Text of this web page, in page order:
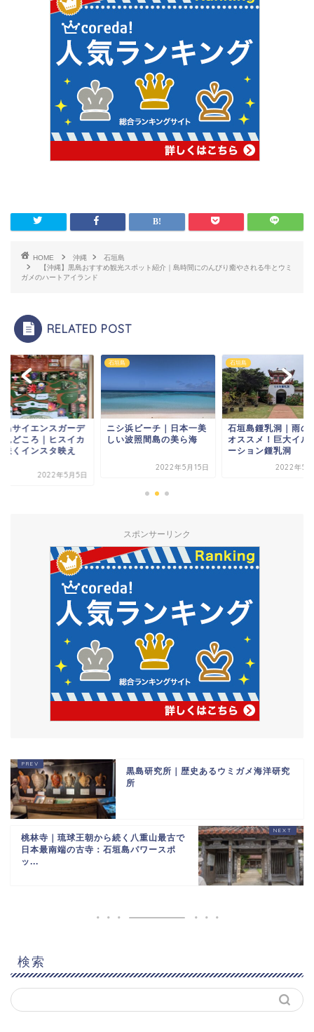
HOME 沖縄
石垣島
【沖縄】黒島おすすめ観光スポット紹介｜島時間にのんびり癒やされる牛とウミ
ガメのハートアイランド
RELATED POST
浜ビーチ｜日本一美
波照間島の美ら海
石垣島
石垣島鍾乳洞｜雨の日に
オススメ！巨大イルミネ
2022年5月29日
石垣島
石垣島サイエンスガ
ンの見どころ｜ヒス
ズラ咲くインスタ映
スポンサーリンク
黒島研究所｜歴史あるウミガメ海洋研究
所
桃林寺｜琉球王朝から続く八重山最古で
日本最南端の古寺：石垣島パワースポ
ッ...
検索